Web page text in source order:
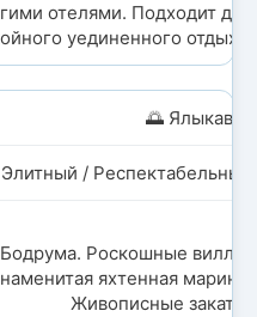
отелями. Подходит для
уединенного отдыха.
🌅 Ялыкавак
Элитный / Респектабельный
Роскошные виллы,
яхтенная марина.
Живописные закаты.